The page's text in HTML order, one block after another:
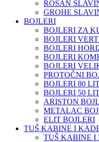
ROSAN
GROHE
BOJLERI
BOJLERI ZA
BOJLERI
BOJLERI
BOJLERI
BOJLERI
PROTOČNI
BOJLERI 80
BOJLERI 50
ARISTON
METALAC
ELIT BOJLERI
TUŠ KABINE I
TUŠ KABINE I